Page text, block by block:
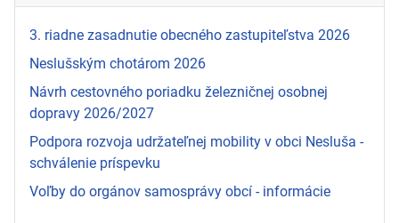
3. riadne zasadnutie obecného zastupiteľstva 2026
Neslušským chotárom 2026
Návrh cestovného poriadku železničnej osobnej
dopravy 2026/2027
Podpora rozvoja udržateľnej mobility v obci Nesluša -
schválenie príspevku
Voľby do orgánov samosprávy obcí - informácie